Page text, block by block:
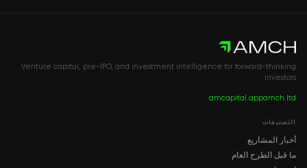
Venture capital, pre-IPO, and investment intelligence for forward-thinking
investors.
amch.ltd
amcapital.app
التصنيفات
أخبار المشاريع
ما قبل الطرح العام